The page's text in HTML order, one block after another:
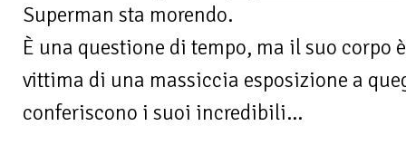
Superman sta morendo.
È una questione di tempo, ma il suo corpo
vittima di una massiccia esposizione a
conferiscono i suoi incredibili...